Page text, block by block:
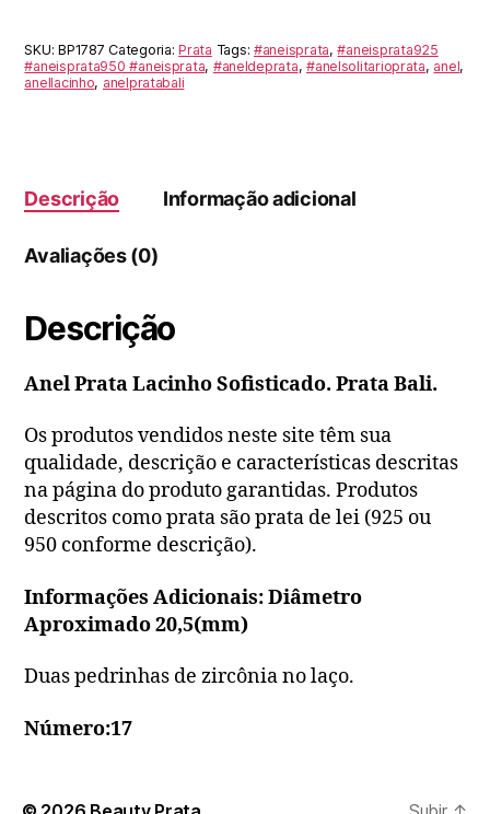
SKU:BP1787 Categoria:Prata Tags: #aneisprata,#aneisprata925
#aneisprata950 #aneisprata, #aneldeprata,#anelsolitarioprata, anel,
anellacinho, anelpratabali
Descrição Informação adicional
Avaliações (0)
Descrição
Anel Prata Lacinho Sofisticado. Prata Bali.
Os produtos vendidos neste site têm sua
qualidade, descrição e características descritas
na página do produto garantidas. Produtos
descritos como prata são prata de lei (925 ou
950 conforme descrição).
Informações Adicionais: Diâmetro
Aproximado 20,5(mm)
Duas pedrinhas de zircônia no laço.
Número:17